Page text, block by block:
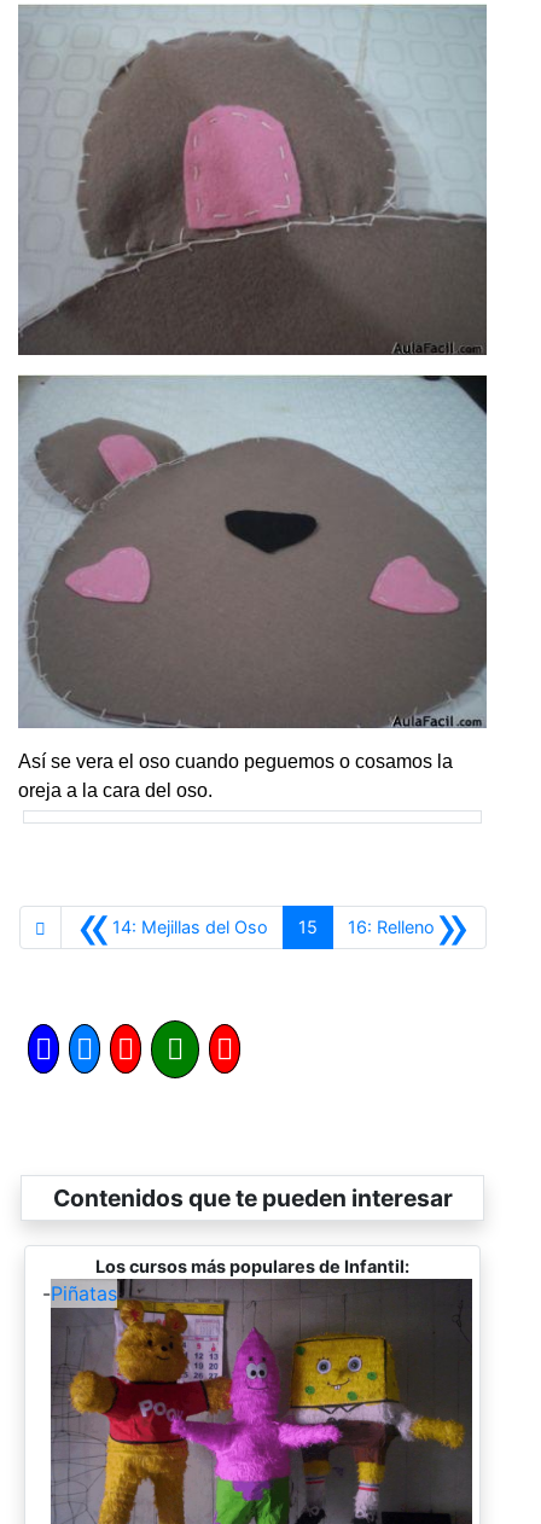
Así se vera el oso cuando peguemos o cosamos la
oreja a la cara del oso.
«14: Mejillas del OsoAnterior
15 »
16: RellenoSiguiente
Contenidos que te pueden interesar
Los cursos más populares de Infantil:
-Piñatas